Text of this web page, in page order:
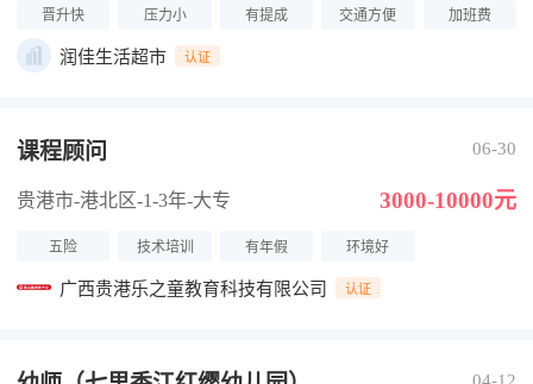
晋升快 压力小 有提成 交通方便 加班费
润佳生活超市 认证
课程顾问 06-30
贵港市-港北区-1-3年-大专 3000-10000元
五险 技术培训 有年假 环境好
广西贵港乐之童教育科技有限公司 认证